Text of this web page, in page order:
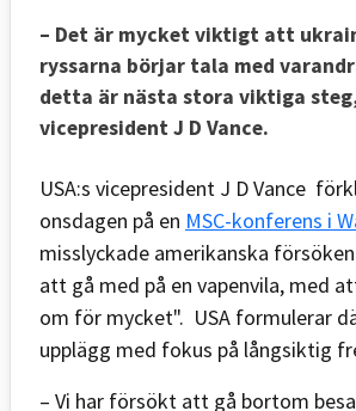
– Det är mycket viktigt att
ryssarna börjar tala med
detta är nästa stora viktiga steg,
vicepresident J D Vance.
USA:s vicepresident J D Vance
onsdagen på en MSC-konferens i
misslyckade amerikanska
att gå med på en vapenvila, med
om för mycket". USA formulerar
upplägg med fokus på långsiktig
– Vi har försökt att gå bortom